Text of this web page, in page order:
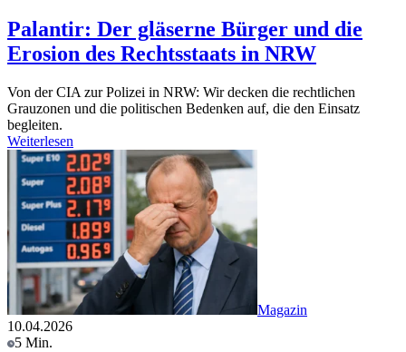
Palantir: Der gläserne Bürger und die
Erosion des Rechtsstaats in NRW
Von der CIA zur Polizei in NRW: Wir decken die rechtlichen
Grauzonen und die politischen Bedenken auf, die den Einsatz
begleiten.
Weiterlesen
Magazin
10.04.2026
5 Min.